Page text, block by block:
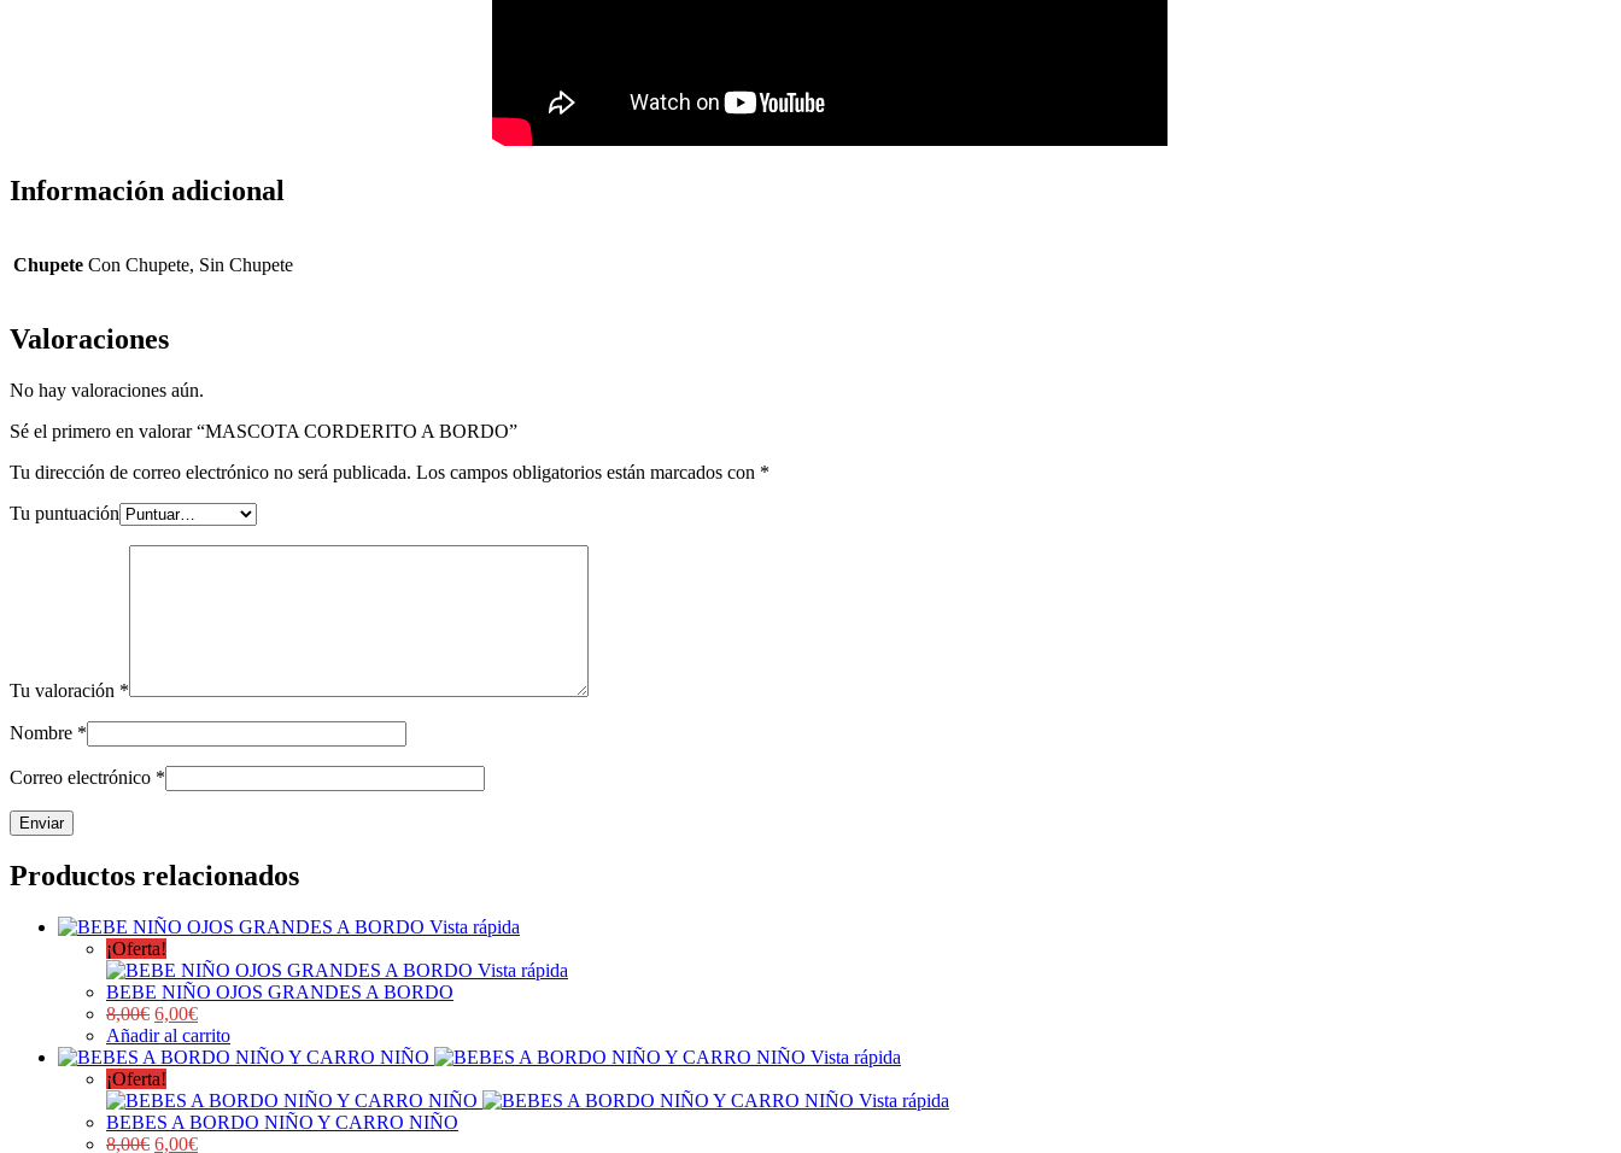
Información adicional
Chupete Con Chupete, Sin Chupete
Valoraciones
No hay valoraciones aún.
Sé el primero en valorar “MASCOTA CORDERITO A BORDO”
Tu dirección de correo electrónico no será publicada. Los campos obligatorios están marcados con *
Tu puntuación
Tu valoración *
Nombre *
Correo electrónico *
Productos relacionados
Vista rápida
¡Oferta!
Vista rápida
BEBE NIÑO OJOS GRANDES A BORDO
8,00€ 6,00€
Añadir al carrito
Vista rápida
¡Oferta!
Vista rápida
BEBES A BORDO NIÑO Y CARRO NIÑO
8,00€ 6,00€